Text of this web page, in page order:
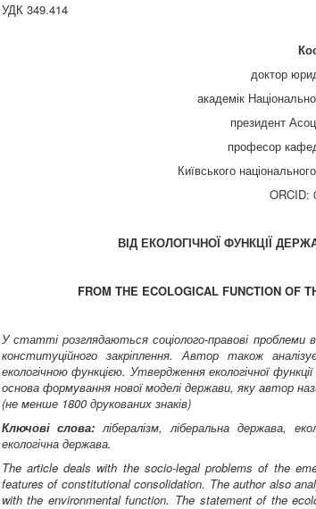
УДК 349.414
доктор
академік
президент
професор
Київського
ORCID:
ВІД ЕКОЛОГІЧНОЇ ФУНКЦІЇ
FROM THE ECOLOGICAL FUNCTION OF
У статті розглядаються соціолого-правові проблеми
конституційного закріплення. Автор також
екологічною функцією. Утвердження екологічної
основа формування нової моделі держави, яку автор
(не менше 1800 друкованих знаків)
Ключові слова: лібералізм, ліберальна держава,
екологічна держава.
The article deals with the socio-legal problems of the
features of constitutional consolidation. The author also
with the environmental function. The statement of the